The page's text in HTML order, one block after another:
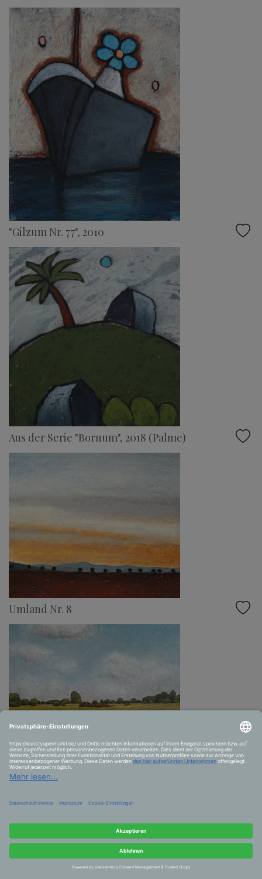
"Gilzum Nr. 77", 2010
Aus der Serie "Bornum", 2018 (Palme)
Umland Nr. 8
Aus der Serie: Salzdahlumer Land